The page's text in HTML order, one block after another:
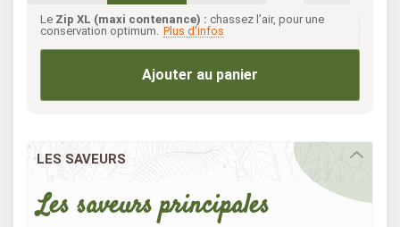
Le Zip XL (maxi contenance) : chassez l’air, pour une
conservation optimum. Plus d'infos
Ajouter au panier
LES SAVEURS
Les saveurs principales